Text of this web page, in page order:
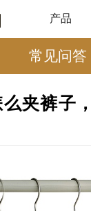
产品
常见问答
夹裤子